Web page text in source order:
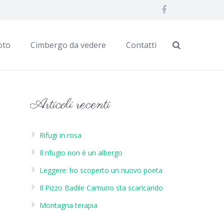
Cimbergo da vedere Contatti
Articoli recenti
Rifugi in rosa
Il rifugio non è un albergo
Leggere: ho scoperto un nuovo poeta
Il Pizzo Badile Camuno sta scaricando
Montagna terapia